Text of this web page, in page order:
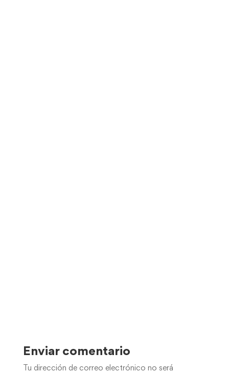
Enviar comentario
Tu dirección de correo electrónico no será